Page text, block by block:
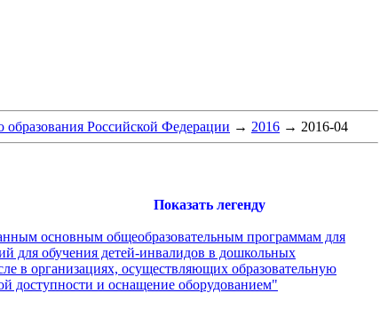
Российской Федерации → 2016 → 2016-04
Показать легенду
основным общеобразовательным программам для
для обучения детей-инвалидов в дошкольных
в организациях, осуществляющих образовательную
доступности и оснащение оборудованием"